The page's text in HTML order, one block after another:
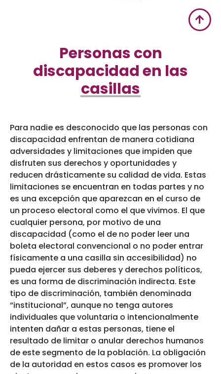
Personas con
discapacidad en las
casillas
Para nadie es desconocido que las personas con
discapacidad enfrentan de manera cotidiana
adversidades y limitaciones que impiden que
disfruten sus derechos y oportunidades y
reducen drásticamente su calidad de vida. Estas
limitaciones se encuentran en todas partes y no
es una excepción que aparezcan en el curso de
un proceso electoral como el que vivimos. El que
cualquier persona, por motivo de una
discapacidad (como el de no poder leer una
boleta electoral convencional o no poder entrar
físicamente a una casilla sin accesibilidad) no
pueda ejercer sus deberes y derechos políticos,
es una forma de discriminación indirecta. Este
tipo de discriminación, también denominada
“institucional”, aunque no tenga autores
individuales que voluntaria o intencionalmente
intenten dañar a estas personas, tiene el
resultado de limitar o anular derechos humanos
de este segmento de la población. La obligación
de la autoridad en estos casos es promover los